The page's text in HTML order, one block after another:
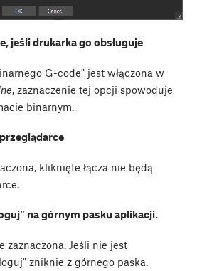
jeśli drukarka go obsługuje
G-code" jest włączona w
, zaznaczenie tej opcji spowoduje
binarnym.
kliknięte łącza nie będą
na górnym pasku aplikacji.
zaznaczona. Jeśli nie jest
zniknie z górnego paska.